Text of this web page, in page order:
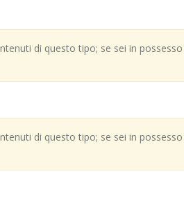
di questo tipo; se sei in
di questo tipo; se sei in